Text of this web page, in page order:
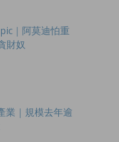
｜阿莫迪怕重
財奴
業｜規模去年逾